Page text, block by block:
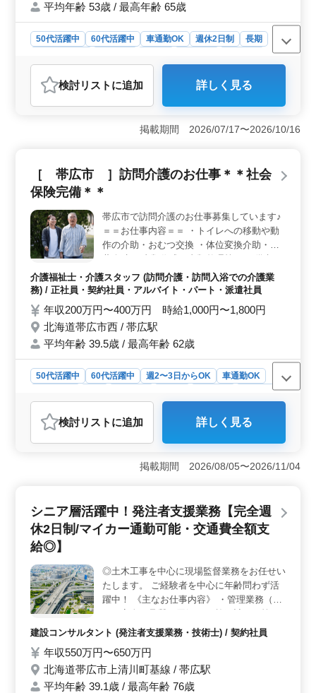
木施工管理技士有資格者 50代以上で土木施
工管理業務経験者の方お気軽にお問い合わせ
下さい！
平均年齢 53歳 / 最高年齢 65歳
50代活躍中 60代活躍中 車通勤OK 週休2日制
長期
おすすめポイント
＜中高年の方も大歓迎♪＞ 経験豊富な中高年の方々が活
躍できる職場です。50代や60代の経験者が多数在籍し、
お互いの経験や知識を活かしあいながら業務に取り組ん
ます。 ＜週休2日制でプライベートも充実♪＞ 週休2
日制を採用し、メリハリのある働き方を実現していま
大切にできます。また、長期休暇や有給休暇も充実して
おり、リフレッシュする機会も確保されています。
＜充実の福利厚生♪＞ 当社では、交通費支給や資格手
当、宿舎の完備など、充実した福利厚生を提供していま
す。さらに、社会保険完備や車通勤可能など、働きやす
い環境が整っています。安心して長く働ける職場を目指
していますので、ご興味のある方はぜひお問い合わせく
ださい。
検討リスト に追加 詳しく見る
掲載期間 2026/07/17〜2026/10/16
［ 帯広市 ］訪問介護のお仕事＊＊社会
保険完備＊＊
帯広市で訪問介護のお仕事募集しています♪
＝＝お仕事内容＝＝ ・トイレへの移動や動
作の介助・おむつ交換 ・体位変換介助・服
＝ ＊車通勤可能◯ ＊社会保険完備 皆様から
のご応募お待ちしております♪
介護福祉士・介護スタッフ (訪問介護・訪問入浴での介護業
務) / 正社員・契約社員・アルバイト・パート・派遣社員
年収200万円〜400万円 時給1,000円〜1,800円
北海道帯広市西 / 帯広駅
平均年齢 39.5歳 / 最高年齢 62歳
50代活躍中 60代活躍中 週2〜3日からOK
車通勤OK
派遣社員
介護福祉士・介護スタッフ
おすすめポイント
＜社会保険完備＞ 社会保険が完備されており、安心し
て長期間働くことができます。正社員、契約社員、アル
バイト、パート、派遣社員としての雇用形態が選択可能
立地です。 ＜勤務時間と環境＞ 勤務時間は9時00分
から15時00分までと、比較的短めです。最高年齢62歳と
幅広い年代が活躍しており、シニアの方にも働きやすい
職場環境が整っています。
検討リスト に追加 詳しく見る
掲載期間 2026/08/05〜2026/11/04
シニア層活躍中！発注者支援業務【完全週
休2日制/マイカー通勤可能・交通費全額支
給◎】
◎土木工事を中心に現場監督業務をお任せい
たします。 ご経験者を中心に年齢問わず活
躍中！ 《主なお仕事内容》 ・管理業務（工
定、協力会社の手配 ・各種検査業務 ・工事
する付随業務 等 ★シニア層歓迎（50〜60代
の技術者活躍中） 年齢は一切問いません。
「まだまだ活躍したい」「培った経験を活か
建設コンサルタント (発注者支援業務・技術士) / 契約社員
年収550万円〜650万円
北海道帯広市上清川町基線 / 帯広駅
平均年齢 39.1歳 / 最高年齢 76歳